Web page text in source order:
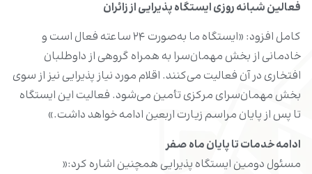
فعالین شبانه روزی ایستگاه پذیرایی از زائران
کامل افزود: «ایستگاه ما به‌صورت ۲۴ ساعته فعال است و
خادمانی از بخش مهمان‌سرا به همراه گروهی از داوطلبان
افتخاری در آن فعالیت می‌کنند. اقلام مورد نیاز پذیرایی نیز از سوی
بخش مهمان‌سرای مرکزی تأمین می‌شود. فعالیت این ایستگاه
تا پس از پایان مراسم زیارت اربعین ادامه خواهد داشت.»
ادامه خدمات‌ تا پایان ماه صفر
مسئول دومین ایستگاه پذیرایی همچنین اشاره کرد:«